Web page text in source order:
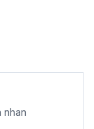
nhan